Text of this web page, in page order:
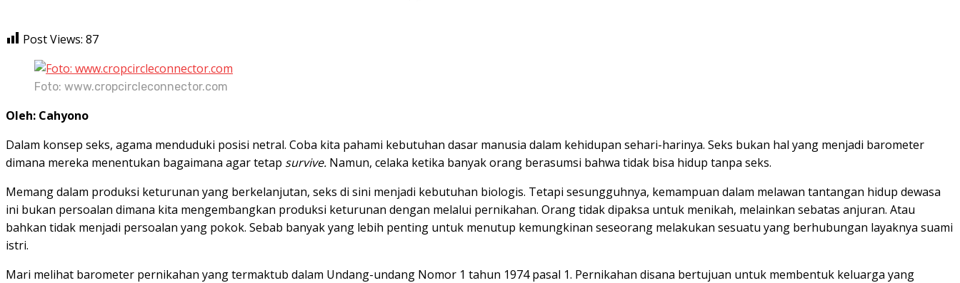
Post Views: 87
Foto: www.cropcircleconnector.com
Oleh: Cahyono
Dalam konsep seks, agama menduduki posisi netral. Coba kita pahami kebutuhan dasar manusia dalam kehidupan sehari-harinya. Seks bukan hal yang menjadi barometer
dimana mereka menentukan bagaimana agar tetap survive. Namun, celaka ketika banyak orang berasumsi bahwa tidak bisa hidup tanpa seks.
Memang dalam produksi keturunan yang berkelanjutan, seks di sini menjadi kebutuhan biologis. Tetapi sesungguhnya, kemampuan dalam melawan tantangan hidup dewasa
ini bukan persoalan dimana kita mengembangkan produksi keturunan dengan melalui pernikahan. Orang tidak dipaksa untuk menikah, melainkan sebatas anjuran. Atau
bahkan tidak menjadi persoalan yang pokok. Sebab banyak yang lebih penting untuk menutup kemungkinan seseorang melakukan sesuatu yang berhubungan layaknya suami
istri.
Mari melihat barometer pernikahan yang termaktub dalam Undang-undang Nomor 1 tahun 1974 pasal 1. Pernikahan disana bertujuan untuk membentuk keluarga yang